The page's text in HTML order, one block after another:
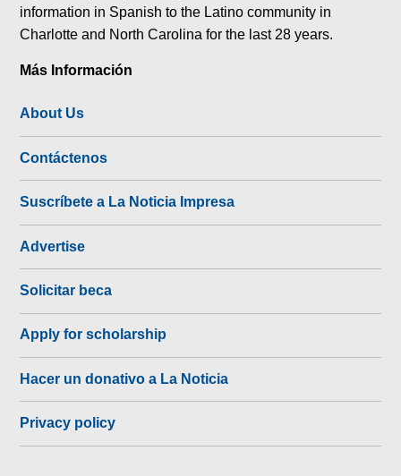
information in Spanish to the Latino community in
Charlotte and North Carolina for the last 28 years.
Más Información
About Us
Contáctenos
Suscríbete a La Noticia Impresa
Advertise
Solicitar beca
Apply for scholarship
Hacer un donativo a La Noticia
Privacy policy